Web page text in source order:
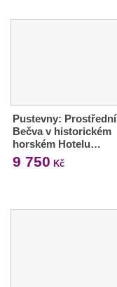
Pustevny: Prostřední
Bečva v historickém
horském Hotelu…
9 750 Kč